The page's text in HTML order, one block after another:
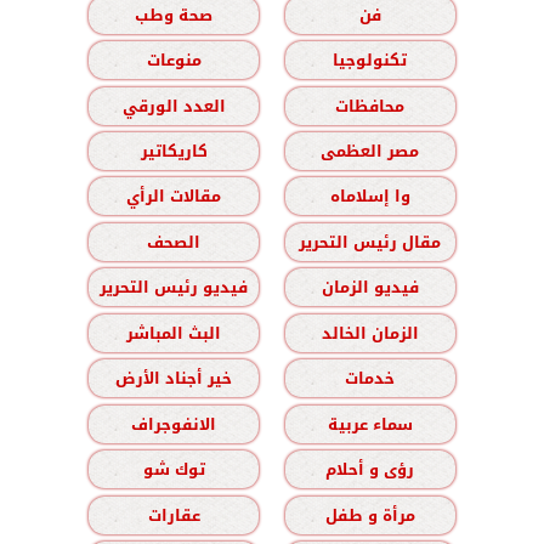
فن
صحة وطب
تكنولوجيا
منوعات
محافظات
العدد الورقي
مصر العظمى
كاريكاتير
وا إسلاماه
مقالات الرأي
مقال رئيس التحرير
الصحف
فيديو الزمان
فيديو رئيس التحرير
الزمان الخالد
البث المباشر
خدمات
خير أجناد الأرض
سماء عربية
الانفوجراف
رؤى و أحلام
توك شو
مرأة و طفل
عقارات